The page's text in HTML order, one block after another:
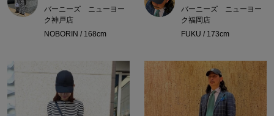
バーニーズ ニューヨー
ク神戸店
NOBORIN / 168cm
バーニーズ ニューヨー
ク福岡店
FUKU / 173cm